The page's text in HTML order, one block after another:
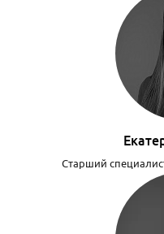
Старший